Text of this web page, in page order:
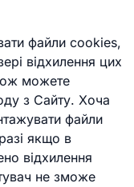
файли cookies,
відхилення цих
можете
з Сайту. Хоча
файли
якщо в
відхилення
не зможе